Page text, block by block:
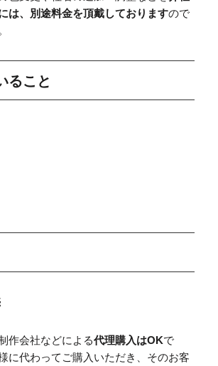
は、別途料金を頂戴しておりますので
ること
作会社などによる代理購入はOKで
に代わってご購入いただき、そのお客